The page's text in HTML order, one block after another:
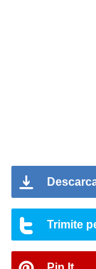
Trimite